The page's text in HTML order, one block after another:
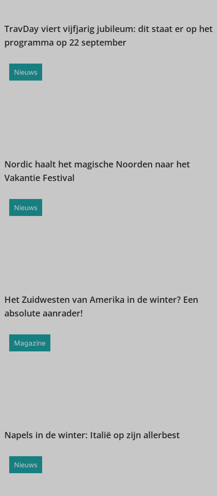
TravDay viert vijfjarig jubileum: dit staat er op het
programma op 22 september
Nieuws
Nordic haalt het magische Noorden naar het
Vakantie Festival
Nieuws
Het Zuidwesten van Amerika in de winter? Een
absolute aanrader!
Magazine
Napels in de winter: Italië op zijn allerbest
Nieuws